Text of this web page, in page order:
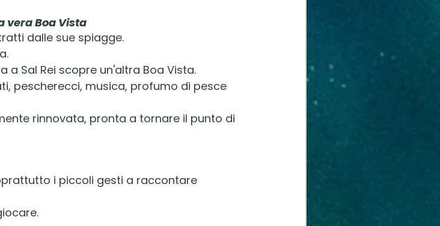
vera Boa Vista
dalle sue spiagge.
a Sal Rei scopre un'altra Boa Vista.
pescherecci, musica, profumo di pesce
rinnovata, pronta a tornare il punto di
i piccoli gesti a raccontare